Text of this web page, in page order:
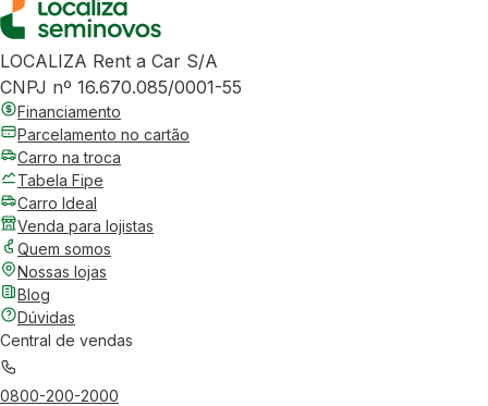
LOCALIZA Rent a Car S/A
CNPJ nº 16.670.085/0001-55
Financiamento
Parcelamento no cartão
Carro na troca
Tabela Fipe
Carro Ideal
Venda para lojistas
Quem somos
Nossas lojas
Blog
Dúvidas
Central de vendas
0800-200-2000